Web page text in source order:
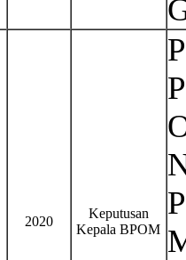
2020
Keputusan
Kepala BPOM